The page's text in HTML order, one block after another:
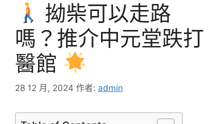
拗柴可以走路
嗎？推介中元堂跌打
醫館
28 12 月, 2024 作者: admin